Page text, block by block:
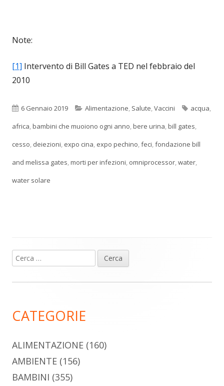
Note:
[1] Intervento di Bill Gates a TED nel febbraio del
2010
Pubblicato
6 Gennaio 2019 Categorie
Alimentazione, Salute,Vaccini Tag
acqua,
africa,bambini che muoiono ogni anno,bere urina,bill gates,
cesso, deiezioni, expo cina, expo pechino,feci,fondazione bill
and melissa gates,morti per infezioni, omniprocessor,water,
water solare
Barra
laterale
Ricerca
per:
CATEGORIE
ALIMENTAZIONE (160)
AMBIENTE (156)
BAMBINI (355)